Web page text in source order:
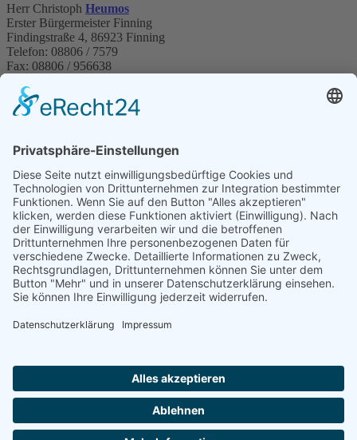
Herr Christoph Heumos
Erster Bürgermeister Finning
Findingstraße 4, 86923 Finning
Telefon: 08806 / 7579
Fax: 08806 / 956638
E-Mail:finning@vg-windach.de
Sprechzeiten Bürgermeister:
Montag (nur nach telefonischer Vereinbarung) 08:00 Uhr -
10:00 Uhr
Dienstag16:00 Uhr - 18:00 Uhr
Donnerstag (nur nach telefonischer Vereinbarung)08:00 Uhr
- 10:00 Uhr
Donnerstag16:00 Uhr - 18:00 Uhr
Für Termine am Montag und Donnerstag zwischen 8 und 10
Uhr bitte vorher Bescheid sagen unter Tel. +49 173 7529 443
oder Mail:heumos@vg-windach.de.
16:00 Uhr - 18:00 Uhr
Notruf bei Wasserrohrbruch:
Notdienst